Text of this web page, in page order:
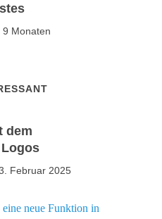
9 Monaten
dem
Februar 2025